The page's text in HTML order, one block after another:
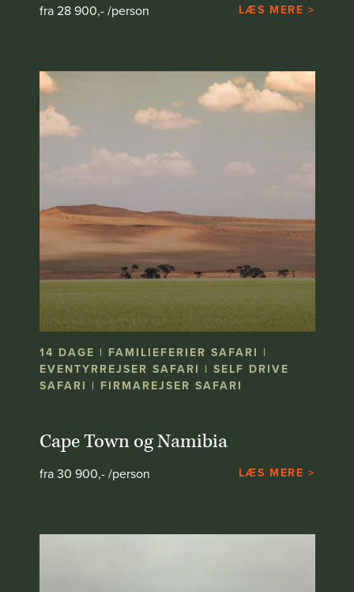
fra 28 900,- /person LÆS MERE >
14 DAGE | FAMILIEFERIER SAFARI |
EVENTYRREJSER SAFARI | SELF DRIVE
SAFARI | FIRMAREJSER SAFARI
Cape Town og Namibia
fra 30 900,- /person LÆS MERE >